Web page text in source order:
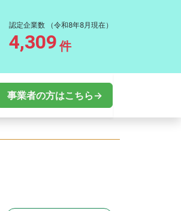
認定企業数 （令和8年8月現在）
4,309 件
事業者の方はこちら→